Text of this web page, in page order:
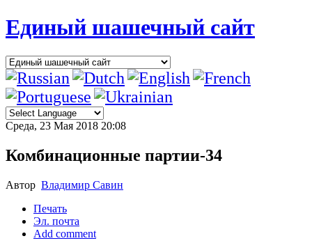
Единый шашечный сайт
Среда, 23 Мая 2018 20:08
Комбинационные партии-34
Автор Владимир Савин
Печать
Эл. почта
Add comment